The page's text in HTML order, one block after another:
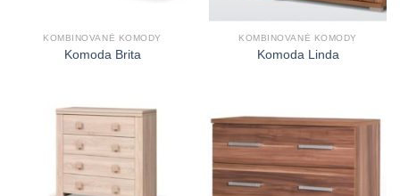
KOMBINOVANÉ KOMODY
Komoda Brita
KOMBINOVANÉ KOMODY
Komoda Linda